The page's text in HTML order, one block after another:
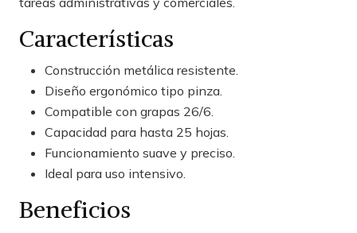
Características
Construcción metálica resistente.
Diseño ergonómico tipo pinza.
Compatible con grapas 26/6.
Capacidad para hasta 25 hojas.
Funcionamiento suave y preciso.
Ideal para uso intensivo.
Beneficios